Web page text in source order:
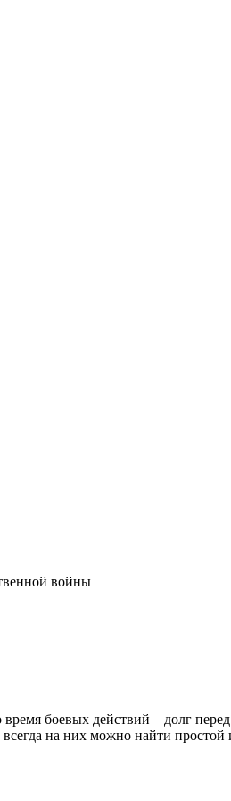
войны
боевых действий – долг
на них можно найти простой